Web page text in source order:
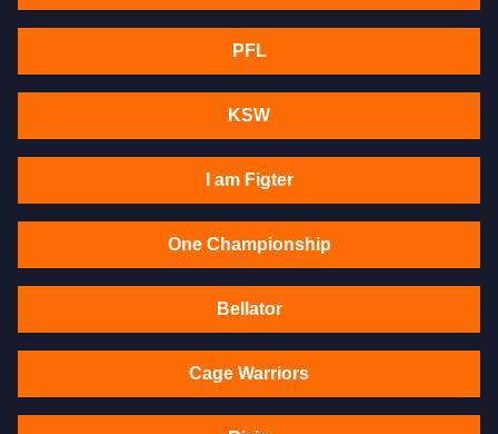
PFL
KSW
I am Figter
One Championship
Bellator
Cage Warriors